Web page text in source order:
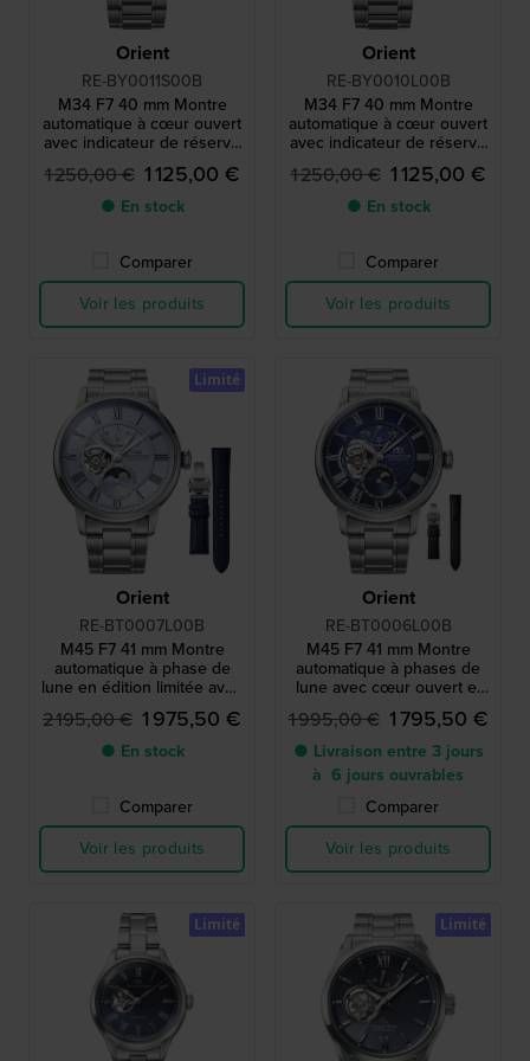
Orient
RE-BY0011S00B
M34 F7 40 mm Montre
automatique à cœur ouvert
avec indicateur de réserve
de marche
1 250,00 € 1 125,00 €
● En stock
Comparer
Voir les produits
Orient
RE-BY0010L00B
M34 F7 40 mm Montre
automatique à cœur ouvert
avec indicateur de réserve
de marche
1 250,00 € 1 125,00 €
● En stock
Comparer
Voir les produits
Orient
RE-BT0007L00B
M45 F7 41 mm Montre
automatique à phase de
lune en édition limitée avec
réserve de marche et
bracelet en cuir
supplémentaire
2 195,00 € 1 975,50 €
● En stock
Comparer
Voir les produits
Limité
Orient
RE-BT0006L00B
M45 F7 41 mm Montre
automatique à phases de
lune avec cœur ouvert et
réserve de marche
1 995,00 € 1 795,50 €
● Livraison entre 3 jours
à 6 jours ouvrables
Comparer
Voir les produits
Limité Limité